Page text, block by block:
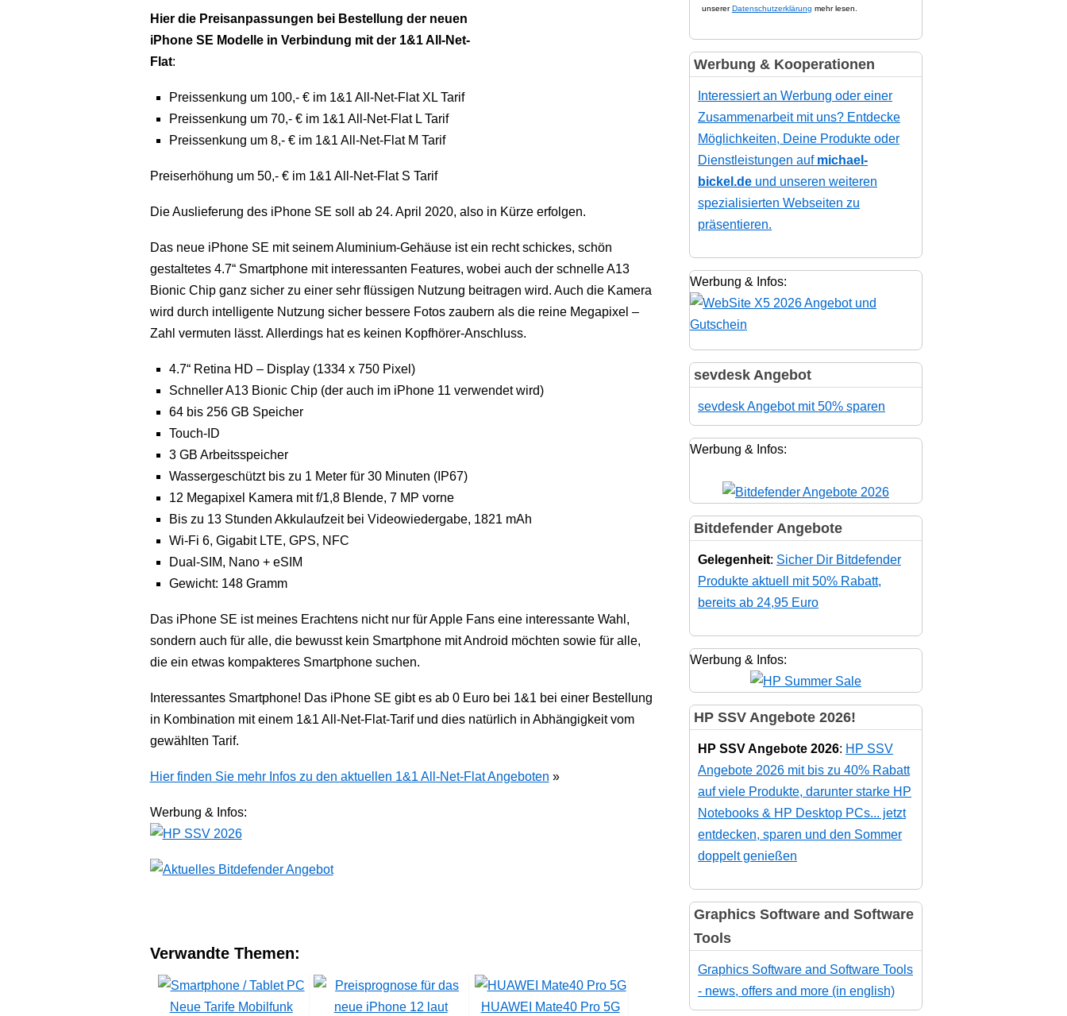
Hier die Preisanpassungen bei Bestellung der neuen
iPhone SE Modelle in Verbindung mit der 1&1 All-Net-
Flat:
Preissenkung um 100,- € im 1&1 All-Net-Flat XL Tarif
Preissenkung um 70,- € im 1&1 All-Net-Flat L Tarif
Preissenkung um 8,- € im 1&1 All-Net-Flat M Tarif
Preiserhöhung um 50,- € im 1&1 All-Net-Flat S Tarif
Die Auslieferung des iPhone SE soll ab 24. April 2020, also in Kürze erfolgen.
Das neue iPhone SE mit seinem Aluminium-Gehäuse ist ein recht schickes, schön
gestaltetes 4.7“ Smartphone mit interessanten Features, wobei auch der schnelle A13
Bionic Chip ganz sicher zu einer sehr flüssigen Nutzung beitragen wird. Auch die Kamera
wird durch intelligente Nutzung sicher bessere Fotos zaubern als die reine Megapixel –
Zahl vermuten lässt. Allerdings hat es keinen Kopfhörer-Anschluss.
4.7“ Retina HD – Display (1334 x 750 Pixel)
Schneller A13 Bionic Chip (der auch im iPhone 11 verwendet wird)
64 bis 256 GB Speicher
Touch-ID
3 GB Arbeitsspeicher
Wassergeschützt bis zu 1 Meter für 30 Minuten (IP67)
12 Megapixel Kamera mit f/1,8 Blende, 7 MP vorne
Bis zu 13 Stunden Akkulaufzeit bei Videowiedergabe, 1821 mAh
Wi-Fi 6, Gigabit LTE, GPS, NFC
Dual-SIM, Nano + eSIM
Gewicht: 148 Gramm
Das iPhone SE ist meines Erachtens nicht nur für Apple Fans eine interessante Wahl,
sondern auch für alle, die bewusst kein Smartphone mit Android möchten sowie für alle,
die ein etwas kompakteres Smartphone suchen.
Interessantes Smartphone! Das iPhone SE gibt es ab 0 Euro bei 1&1 bei einer Bestellung
in Kombination mit einem 1&1 All-Net-Flat-Tarif und dies natürlich in Abhängigkeit vom
gewählten Tarif.
Hier finden Sie mehr Infos zu den aktuellen 1&1 All-Net-Flat Angeboten »
Werbung & Infos:
Verwandte Themen:
Neue Tarife Mobilfunk
HUAWEI Mate40 Pro 5G
unsererDatenschutzerklärung mehr lesen.
Werbung & Kooperationen
Interessiert an Werbung oder einer
Zusammenarbeit mit uns? Entdecke
Möglichkeiten, Deine Produkte oder
Dienstleistungen auf michael-
bickel.de und unseren weiteren
spezialisierten Webseiten zu
präsentieren.
Werbung & Infos:
sevdesk Angebot
sevdesk Angebot mit 50% sparen
Werbung & Infos:
Bitdefender Angebote
Gelegenheit: Sicher Dir Bitdefender
Produkte aktuell mit 50% Rabatt,
bereits ab 24,95 Euro
Werbung & Infos:
HP SSV Angebote 2026!
HP SSV Angebote 2026: HP SSV
Angebote 2026 mit bis zu 40% Rabatt
auf viele Produkte, darunter starke HP
Notebooks & HP Desktop PCs... jetzt
entdecken, sparen und den Sommer
doppelt genießen
Graphics Software and Software
Tools
Graphics Software and Software Tools
- news, offers and more (in english)